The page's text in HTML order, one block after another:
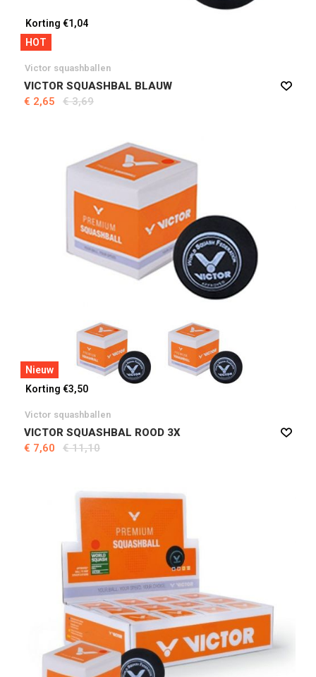
Korting €1,04
HOT
Victor squashballen
VICTOR SQUASHBAL BLAUW
€ 2,65
€ 3,69
Nieuw
Korting €3,50
Victor squashballen
VICTOR SQUASHBAL ROOD 3X
€ 7,60
€ 11,10